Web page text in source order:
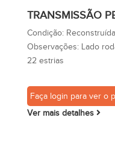
TRANSMISSÃO
Condição:
Observações: Lado
22 estrias
Faça login para ver o
Ver mais detalhes